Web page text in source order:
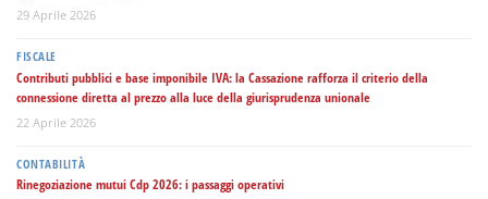
29 Aprile 2026
FISCALE
Contributi pubblici e base imponibile IVA: la Cassazione rafforza il criterio della
connessione diretta al prezzo alla luce della giurisprudenza unionale
22 Aprile 2026
CONTABILITÀ
Rinegoziazione mutui Cdp 2026: i passaggi operativi